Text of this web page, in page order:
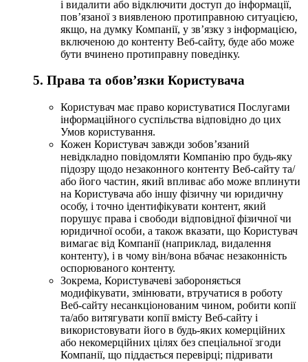
і видалити або відключити доступ до інформації,
пов’язаної з виявленою протиправною ситуацією,
якщо, на думку Компанії, у зв’язку з інформацією,
включеною до контенту Веб-сайту, буде або може
бути вчинено протиправну поведінку.
5. Права та обов’язки Користувача
Користувач має право користуватися Послугами
інформаційного суспільства відповідно до цих
Умов користування.
Кожен Користувач завжди зобов’язаний
невідкладно повідомляти Компанію про будь-яку
підозру щодо незаконного контенту Веб-сайту та/
або його частин, який впливає або може вплинути
на Користувача або іншу фізичну чи юридичну
особу, і точно ідентифікувати контент, який
порушує права і свободи відповідної фізичної чи
юридичної особи, а також вказати, що Користувач
вимагає від Компанії (наприклад, видалення
контенту), і в чому він/вона вбачає незаконність
оспорюваного контенту.
Зокрема, Користувачеві забороняється
модифікувати, змінювати, втручатися в роботу
Веб-сайту несанкціонованим чином, робити копії
та/або витягувати копії вмісту Веб-сайту і
використовувати його в будь-яких комерційних
або некомерційних цілях без спеціальної згоди
Компанії, що піддається перевірці; підривати